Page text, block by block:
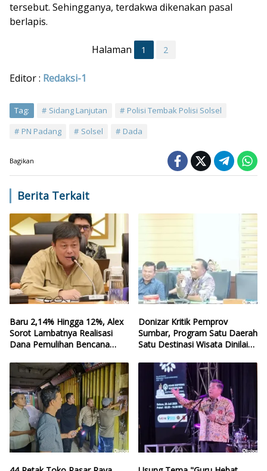
tersebut. Sehingganya, terdakwa dikenakan pasal
berlapis.
Halaman 1 2
Editor : Redaksi-1
Tag: Sidang Lanjutan
Polisi Tembak Polisi Solsel
PN Padang
Solsel Dada
Bagikan
Berita Terkait
Baru 2,14% Hingga 12%, Alex
Sorot Lambatnya Realisasi
Dana Pemulihan Bencana
Donizar Kritik Pemprov
Sumbar, Program Satu Daerah
Satu Destinasi Wisata Dinilai